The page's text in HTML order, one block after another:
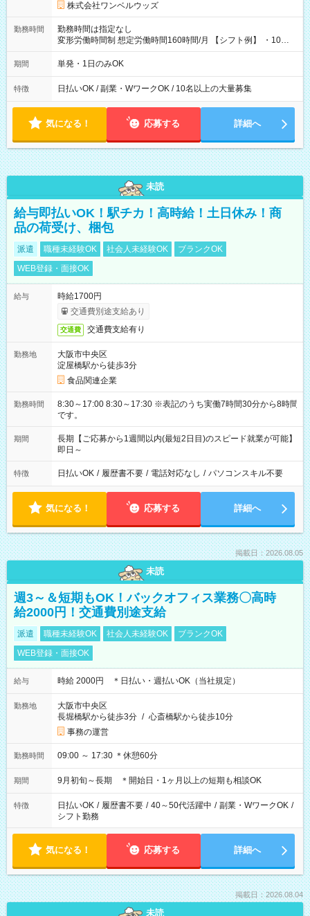
株式会社ワンベルウッズ
勤務時間
勤務時間は指定なし
変形労働時間制 想定労働時間160時間/月 【シフト例】 ・10：
00～20：00
期間 単発・1日のみOK
特徴 日払いOK / 副業・WワークOK / 10名以上の大量募集
気になる！ 応募する 詳細へ
未読
給与即払いOK！駅チカ！高時給！土日休み！商
品の荷受け、梱包
派遣 職種未経験OK 社会人未経験OK
ブランクOK
WEB登録・面接OK
給与
時給1700円
交通費別途支給あり
交通費 交通費支給有り
勤務地
大阪市中央区
淀屋橋駅から徒歩3分
食品関連企業
勤務時間
8:30～17:00 8:30～17:30 ※表記のうち実働7時間30分から8時間
です。
期間
長期【ご応募から1週間以内(最短2日目)のスピード就業が可能】
即日～
特徴 日払いOK / 履歴書不要 / 電話対応なし / パソコンスキル不要
気になる！ 応募する 詳細へ
掲載日：2026.08.05
未読
週3～＆短期もOK！バックオフィス業務〇高時
給2000円！交通費別途支給
派遣 職種未経験OK 社会人未経験OK
ブランクOK
WEB登録・面接OK
給与 時給 2000円 ＊日払い・週払いOK（当社規定）
勤務地
大阪市中央区
長堀橋駅から徒歩3分 / 心斎橋駅から徒歩10分
事務の運営
勤務時間 09:00 ～ 17:30 ＊休憩60分
期間 9月初旬～長期 ＊開始日・1ヶ月以上の短期も相談OK
特徴 日払いOK / 履歴書不要 / 40～50代活躍中 / 副業・WワークOK /
シフト勤務
気になる！ 応募する 詳細へ
掲載日：2026.08.04
未読